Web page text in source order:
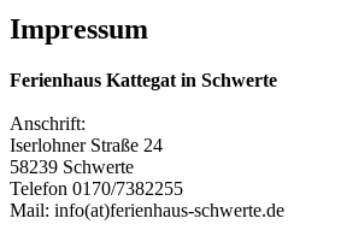
Impressum
Ferienhaus Kattegat in Schwerte
Anschrift:
Iserlohner Straße 24
58239 Schwerte
Telefon 0170/7382255
Mail: info(at)ferienhaus-schwerte.de